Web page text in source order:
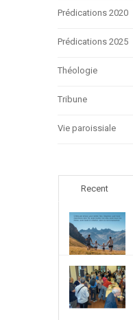
Prédications 2020
Prédications 2025
Théologie
Tribune
Vie paroissiale
Recent